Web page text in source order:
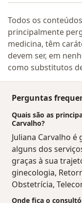
Todos os
principalmente
medicina, têm
devem ser, em
como substitutos
Perguntas
Quais são as
Carvalho?
Juliana Carvalho
alguns dos
graças à sua
ginecologia,
Obstetrícia,
Onde fica o